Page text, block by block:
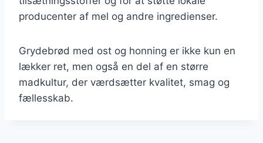
producenter af mel og andre ingredienser.
Grydebrød med ost og honning er ikke kun en
lækker ret, men også en del af en større
madkultur, der værdsætter kvalitet, smag og
fællesskab.